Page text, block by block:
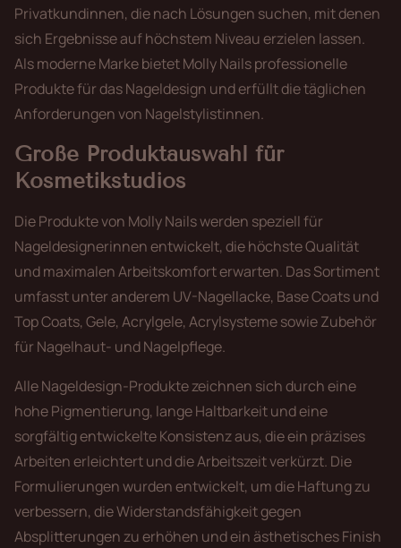
Privatkundinnen, die nach Lösungen suchen, mit denen
sich Ergebnisse auf höchstem Niveau erzielen lassen.
Als moderne Marke bietet Molly Nails professionelle
Produkte für das Nageldesign und erfüllt die täglichen
Anforderungen von Nagelstylistinnen.
Große Produktauswahl für
Kosmetikstudios
Die Produkte von Molly Nails werden speziell für
Nageldesignerinnen entwickelt, die höchste Qualität
und maximalen Arbeitskomfort erwarten. Das Sortiment
umfasst unter anderem UV-Nagellacke, Base Coats und
Top Coats, Gele, Acrylgele, Acrylsysteme sowie Zubehör
für Nagelhaut- und Nagelpflege.
Alle Nageldesign-Produkte zeichnen sich durch eine
hohe Pigmentierung, lange Haltbarkeit und eine
sorgfältig entwickelte Konsistenz aus, die ein präzises
Arbeiten erleichtert und die Arbeitszeit verkürzt. Die
Formulierungen wurden entwickelt, um die Haftung zu
verbessern, die Widerstandsfähigkeit gegen
Absplitterungen zu erhöhen und ein ästhetisches Finish